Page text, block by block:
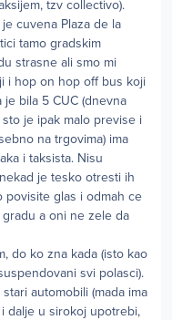
tzv collectivo).
cuvena Plaza de la
tamo gradskim
strasne ali smo mi
i hop on hop off bus koji
bila 5 CUC (dnevna
sto je ipak malo previse i
na trgovima) ima
i taksista. Nisu
je tesko otresti ih
povisite glas i odmah ce
a oni ne zele da
do ko zna kada (isto kao
svi polasci).
automobili (mada ima
dalje u sirokoj upotrebi,